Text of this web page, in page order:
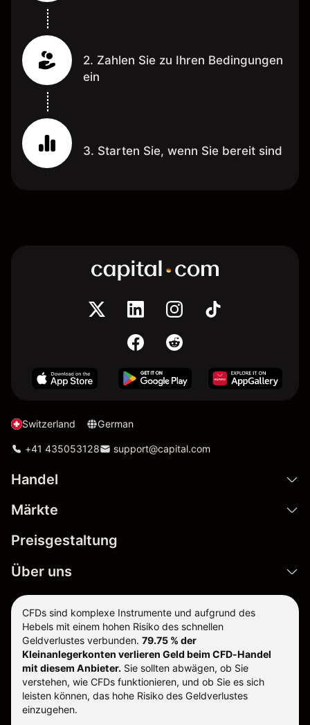
2. Zahlen Sie zu Ihren Bedingungen
ein
3. Starten Sie, wenn Sie bereit sind
Switzerland German
+41 435053128 support@capital.com
Handel
Märkte
Preisgestaltung
Über uns
CFDs sind komplexe Instrumente und aufgrund des
Hebels mit einem hohen Risiko des schnellen
Geldverlustes verbunden. 79.75 % der
Kleinanlegerkonten verlieren Geld beim CFD-Handel
mit diesem Anbieter. Sie sollten abwägen, ob Sie
verstehen, wie CFDs funktionieren, und ob Sie es sich
leisten können, das hohe Risiko des Geldverlustes
einzugehen.